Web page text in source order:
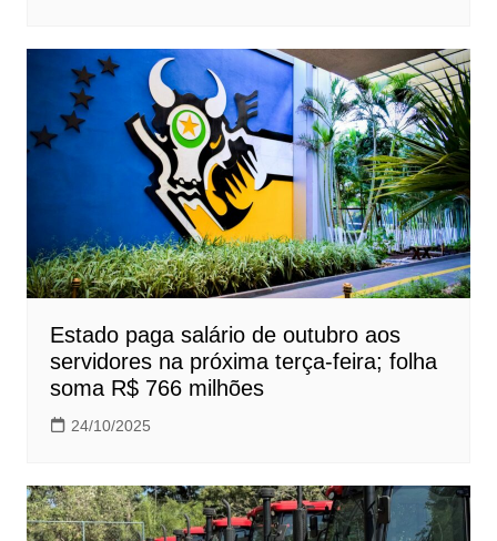
Estado paga salário de outubro aos
servidores na próxima terça-feira; folha
soma R$ 766 milhões
24/10/2025